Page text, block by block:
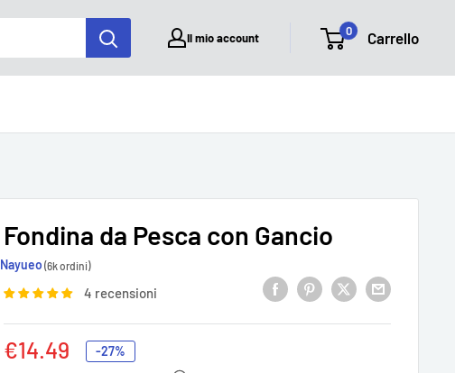
Il mio account 0 Carrello
Fondina da Pesca con Gancio
Nayueo (6k ordini)
4 recensioni
Prezzo
€14.49 -27%